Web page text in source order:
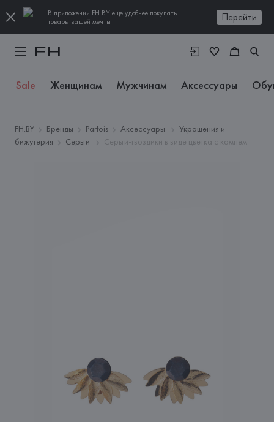
В приложении FH.BY еще удобнее покупать
товары вашей мечты
Перейти
Sale Женщинам Мужчинам Аксессуары
FH.BY Бренды Parfois Аксессуары
Украшения и
бижутерия
Серьги Серьги-гвоздики в виде цветка с камнем